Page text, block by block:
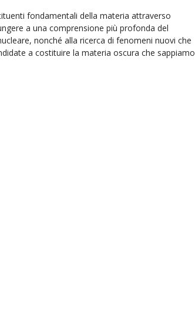
fondamentali della materia attraverso
a una comprensione più profonda del
nonché alla ricerca di fenomeni nuovi che
a costituire la materia oscura che sappiamo